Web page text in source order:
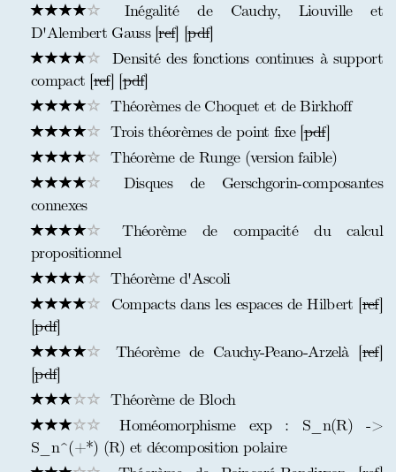
Inégalité de Cauchy, Liouville et
D'Alembert Gauss [ref] [pdf]
Densité des fonctions continues à support
compact [ref] [pdf]
Théorèmes de Choquet et de Birkhoff
Trois théorèmes de point fixe [pdf]
Théorème de Runge (version faible)
Disques de Gerschgorin-composantes
connexes
Théorème de compacité du calcul
propositionnel
Théorème d'Ascoli
Compacts dans les espaces de Hilbert [ref]
[pdf]
Théorème de Cauchy-Peano-Arzelà [ref]
[pdf]
Théorème de Bloch
Homéomorphisme exp : S_n(R) ->
S_n^(+*) (R) et décomposition polaire